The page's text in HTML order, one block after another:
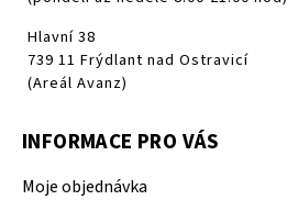
Hlavní 38
739 11 Frýdlant nad Ostravicí
(Areál Avanz)
INFORMACE PRO VÁS
Moje objednávka